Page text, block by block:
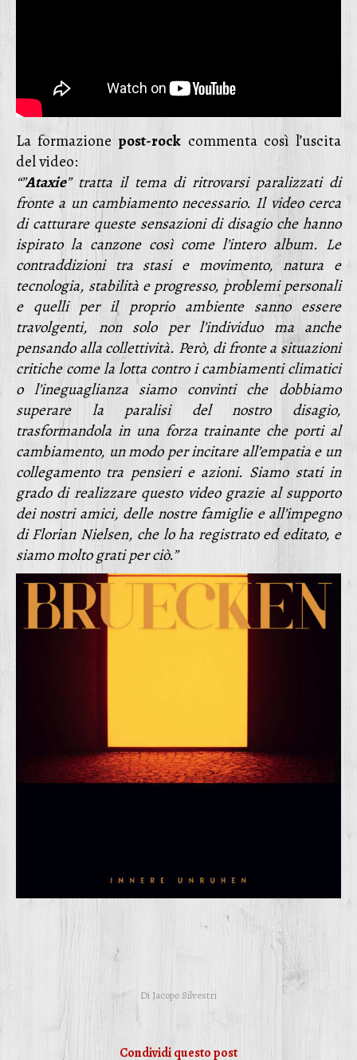
La formazione post-rock commenta così l’uscita
del video:
“”Ataxie” tratta il tema di ritrovarsi paralizzati di
fronte a un cambiamento necessario. Il video cerca
di catturare queste sensazioni di disagio che hanno
ispirato la canzone così come l’intero album. Le
contraddizioni tra stasi e movimento, natura e
tecnologia, stabilità e progresso, problemi personali
e quelli per il proprio ambiente sanno essere
travolgenti, non solo per l’individuo ma anche
pensando alla collettività. Però, di fronte a situazioni
critiche come la lotta contro i cambiamenti climatici
o l’ineguaglianza siamo convinti che dobbiamo
superare la paralisi del nostro disagio,
trasformandola in una forza trainante che porti al
cambiamento, un modo per incitare all’empatia e un
collegamento tra pensieri e azioni. Siamo stati in
grado di realizzare questo video grazie al supporto
dei nostri amici, delle nostre famiglie e all’impegno
di Florian Nielsen, che lo ha registrato ed editato, e
siamo molto grati per ciò.”
Di Jacopo Silvestri
Condividi questo post